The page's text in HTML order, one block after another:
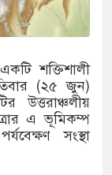
শক্তিশালী
(২৫ জুন)
উত্তরাঞ্চলীয়
এ ভূমিকম্প
সংস্থা